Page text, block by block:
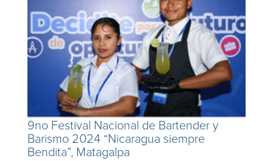
9no Festival Nacional de Bartender y
Barismo 2024 “Nicaragua siempre
Bendita”, Matagalpa